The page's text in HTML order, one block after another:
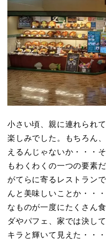
小さい頃、親に連れられ
楽しみでした。もちろん
えるんじゃないか・・・
もわくわくの一つの要素
がてらに寄るレストラン
んと美味しいことか・・
なものが一度にたくさん
ダやパフェ、家では決し
キラと輝いて見えた・・・